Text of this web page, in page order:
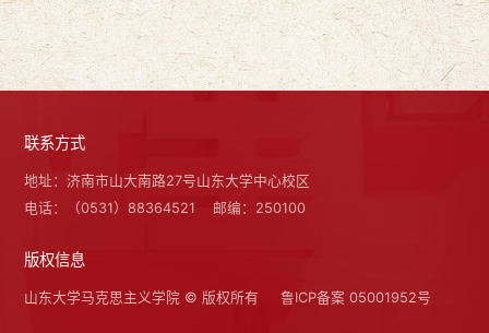
联系方式
地址：济南市山大南路27号山东大学中心校区
电话：（0531）88364521
邮编：250100
版权信息
山东大学马克思主义学院 © 版权所有 鲁ICP备案 05001952号